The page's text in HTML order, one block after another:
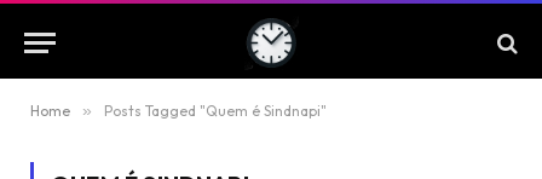
Home » Posts Tagged "Quem é Sindnapi"